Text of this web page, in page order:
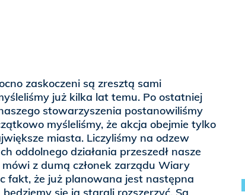
zaskoczeni są zresztą sami
już kilka lat temu. Po ostatniej
stowarzyszenia postanowiliśmy
myśleliśmy, że akcja obejmie tylko
miasta. Liczyliśmy na odzew
oddolnego działania przeszedł nasze
z dumą członek zarządu Wiary
fakt, że już planowana jest następna